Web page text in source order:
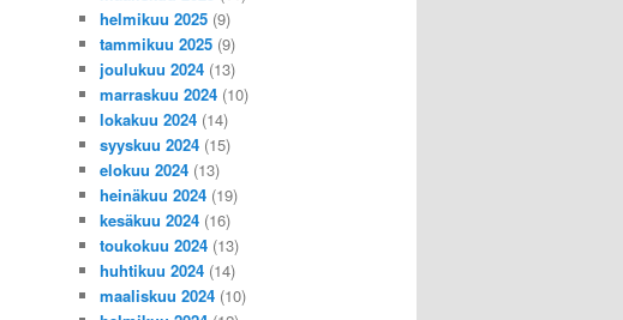
helmikuu 2025 (9)
tammikuu 2025 (9)
joulukuu 2024 (13)
marraskuu 2024 (10)
lokakuu 2024 (14)
syyskuu 2024 (15)
elokuu 2024 (13)
heinäkuu 2024 (19)
kesäkuu 2024 (16)
toukokuu 2024 (13)
huhtikuu 2024 (14)
maaliskuu 2024 (10)